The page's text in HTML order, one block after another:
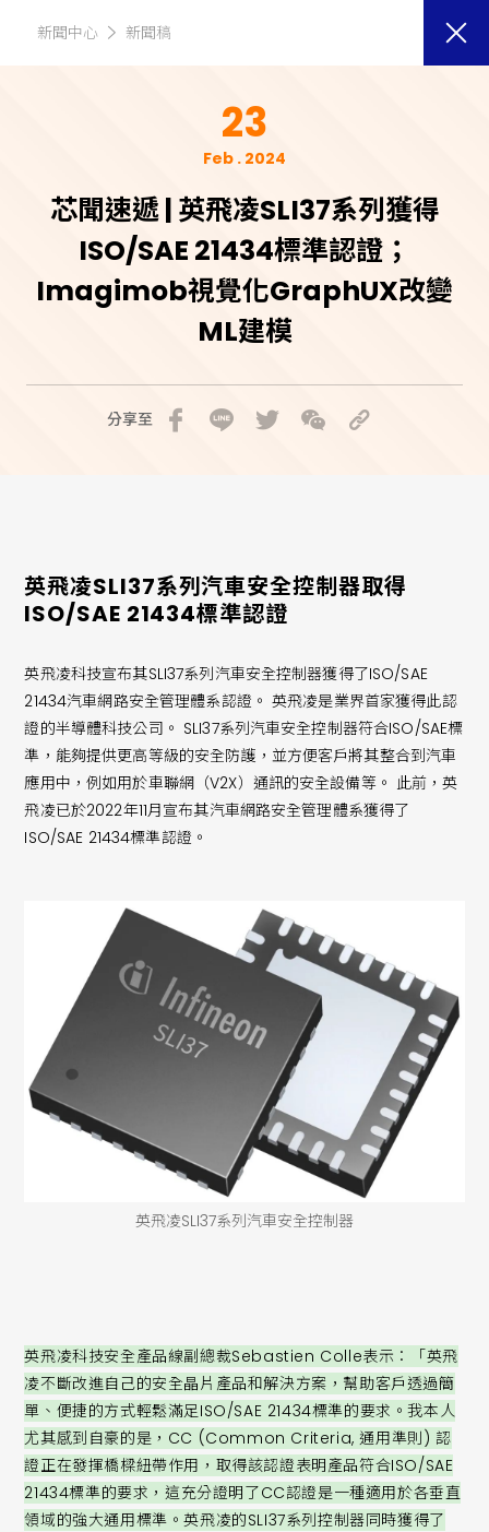
新聞中心 新聞稿
23
Feb . 2024
芯聞速遞 | 英飛凌SLI37系列獲得
ISO/SAE 21434標準認證；
Imagimob視覺化GraphUX改變
ML建模
分享至
英飛凌SLI37系列汽車安全控制器取得
ISO/SAE 21434標準認證
英飛凌SLI37系列汽車安全控制器
英飛凌科技宣布其SLI37系列汽車安全控制器獲得了ISO/SAE
21434汽車網路安全管理體系認證。 英飛凌是業界首家獲得此認
證的半導體科技公司。 SLI37系列汽車安全控制器符合ISO/SAE標
準，能夠提供更高等級的安全防護，並方便客戶將其整合到汽車
應用中，例如用於車聯網（V2X）通訊的安全設備等。 此前，英
飛凌已於2022年11月宣布其汽車網路安全管理體系獲得了
ISO/SAE 21434標準認證。
英飛凌科技安全產品線副總裁Sebastien Colle表示：「英飛
凌不斷改進自己的安全晶片產品和解決方案，幫助客戶透過簡
單、便捷的方式輕鬆滿足ISO/SAE 21434標準的要求。我本人
尤其感到自豪的是，CC (Common Criteria, 通用準則) 認
證正在發揮橋樑紐帶作用，取得該認證表明產品符合ISO/SAE
21434標準的要求，這充分證明了CC認證是一種適用於各垂直
領域的強大通用標準。英飛凌的SLI37系列控制器同時獲得了